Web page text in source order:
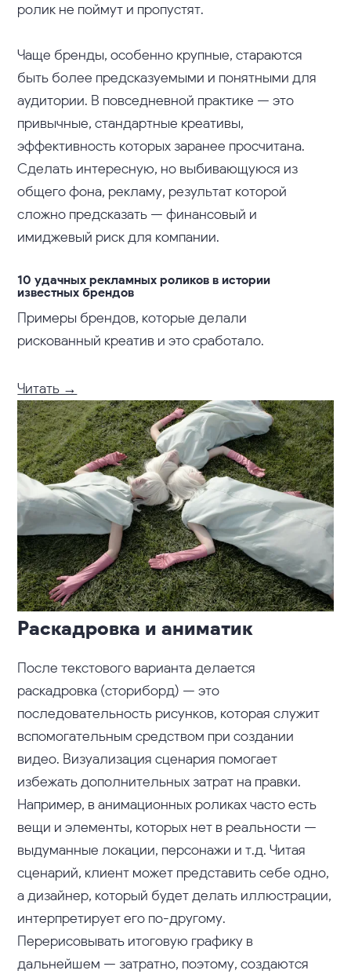
ролик не поймут и пропустят.
Чаще бренды, особенно крупные, стараются
быть более предсказуемыми и понятными для
аудитории. В повседневной практике — это
привычные, стандартные креативы,
эффективность которых заранее просчитана.
Сделать интересную, но выбивающуюся из
общего фона, рекламу, результат которой
сложно предсказать — финансовый и
имиджевый риск для компании.
10 удачных рекламных роликов в истории
известных брендов
Примеры брендов, которые делали
рискованный креатив и это сработало.
Читать →
Раскадровка и аниматик
После текстового варианта делается
раскадровка (сториборд) — это
последовательность рисунков, которая служит
вспомогательным средством при создании
видео. Визуализация сценария помогает
избежать дополнительных затрат на правки.
Например, в анимационных роликах часто есть
вещи и элементы, которых нет в реальности —
выдуманные локации, персонажи и т.д. Читая
сценарий, клиент может представить себе одно,
а дизайнер, который будет делать иллюстрации,
интерпретирует его по-другому.
Перерисовывать итоговую графику в
дальнейшем — затратно, поэтому, создаются